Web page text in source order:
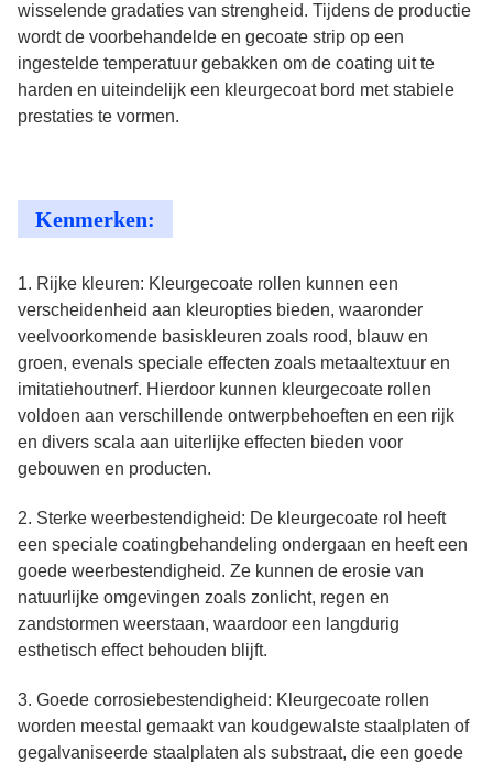
wisselende gradaties van strengheid. Tijdens de productie
wordt de voorbehandelde en gecoate strip op een
ingestelde temperatuur gebakken om de coating uit te
harden en uiteindelijk een kleurgecoat bord met stabiele
prestaties te vormen.
Kenmerken:
1. Rijke kleuren: Kleurgecoate rollen kunnen een
verscheidenheid aan kleuropties bieden, waaronder
veelvoorkomende basiskleuren zoals rood, blauw en
groen, evenals speciale effecten zoals metaaltextuur en
imitatiehoutnerf. Hierdoor kunnen kleurgecoate rollen
voldoen aan verschillende ontwerpbehoeften en een rijk
en divers scala aan uiterlijke effecten bieden voor
gebouwen en producten.
2. Sterke weerbestendigheid: De kleurgecoate rol heeft
een speciale coatingbehandeling ondergaan en heeft een
goede weerbestendigheid. Ze kunnen de erosie van
natuurlijke omgevingen zoals zonlicht, regen en
zandstormen weerstaan, waardoor een langdurig
esthetisch effect behouden blijft.
3. Goede corrosiebestendigheid: Kleurgecoate rollen
worden meestal gemaakt van koudgewalste staalplaten of
gegalvaniseerde staalplaten als substraat, die een goede